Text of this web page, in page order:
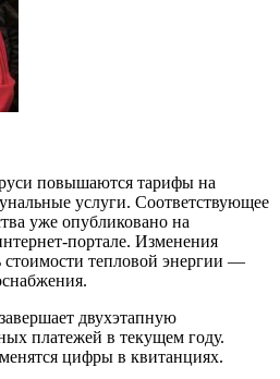
повышаются тарифы на
услуги. Соответствующее
уже опубликовано на
портале. Изменения
стоимости тепловой энергии —
двухэтапную
платежей в текущем году.
цифры в квитанциях.